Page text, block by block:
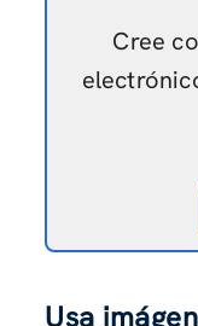
Cree
Usa